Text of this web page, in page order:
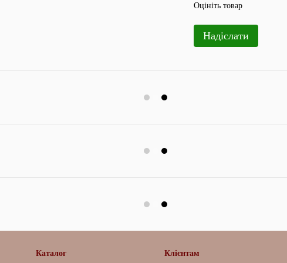
Оцініть товар
Надіслати
Каталог Клієнтам